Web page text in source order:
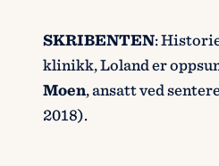
SKRIBENTEN:
klinikk, Loland er
Moen, ansatt ved
2018).